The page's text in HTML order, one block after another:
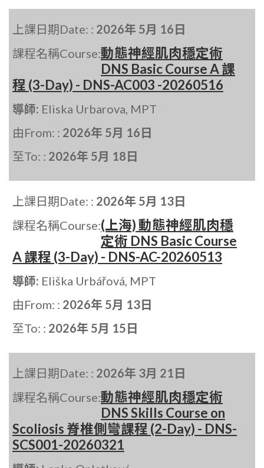
上課日期Date: : 2026年 5月 16日
課程名稱Course:動態神經肌肉穩定術
DNS Basic Course A 課
程 (3-Day) - DNS-AC003 -20260516
導師: Eliska Urbarova, MPT
由From: : 2026年 5月 16日
至To: : 2026年 5月 18日
上課日期Date: : 2026年 5月 13日
課程名稱Course:(上海) 動態神經肌肉穩
定術 DNS Basic Course
A 課程 (3-Day) - DNS-AC-20260513
導師: Eliška Urbářová, MPT
由From: : 2026年 5月 13日
至To: : 2026年 5月 15日
上課日期Date: : 2026年 3月 21日
課程名稱Course:動態神經肌肉穩定術
DNS Skills Course on
Scoliosis 脊椎側彎課程 (2-Day) - DNS-
SCS001-20260321